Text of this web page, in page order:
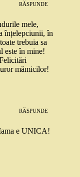
RĂSPUNDE
mele,
înțelepciunii, în
trebuia sa
este în mine!
mămicilor!
RĂSPUNDE
e UNICA!